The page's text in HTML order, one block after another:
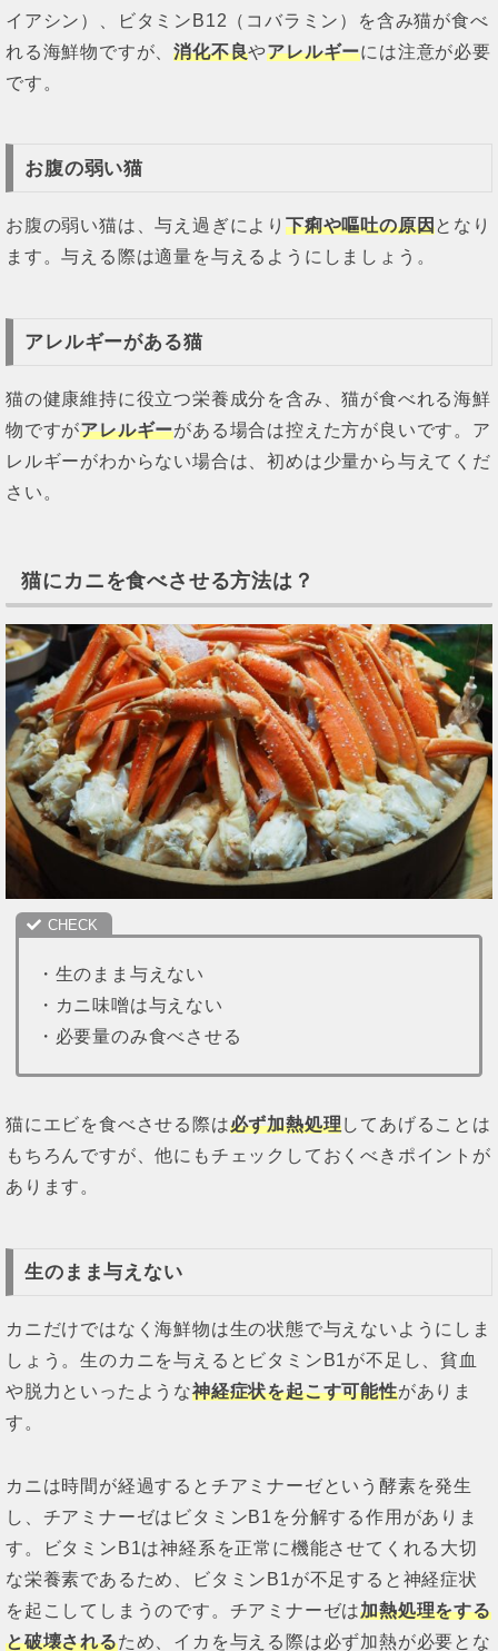
イアシン）、ビタミンB12（コバラミン）を含み猫が食べ
れる海鮮物ですが、消化不良やアレルギーには注意が必要
です。
お腹の弱い猫
お腹の弱い猫は、与え過ぎにより 下痢や嘔吐の原因となり
ます。与える際は適量を与えるようにしましょう。
アレルギーがある猫
猫の健康維持に役立つ栄養成分を含み、猫が食べれる海鮮
物ですがアレルギーがある場合は控えた方が良いです。ア
レルギーがわからない場合は、初めは少量から与えてくだ
さい。
猫にカニを食べさせる方法は？
・生のまま与えない
・カニ味噌は与えない
・必要量のみ食べさせる
猫にエビを食べさせる際は必ず加熱処理してあげることは
もちろんですが、他にもチェックしておくべきポイントが
あります。
生のまま与えない
カニだけではなく海鮮物は生の状態で与えないようにしま
しょう。生のカニを与えるとビタミンB1が不足し、貧血
や脱力といったような神経症状を起こす可能性がありま
す。
カニは時間が経過するとチアミナーゼという酵素を発生
し、チアミナーゼはビタミンB1を分解する作用がありま
す。ビタミンB1は神経系を正常に機能させてくれる大切
な栄養素であるため、ビタミンB1が不足すると神経症状
を起こしてしまうのです。チアミナーゼは加熱処理をする
と破壊されるため、イカを与える際は必ず加熱が必要とな